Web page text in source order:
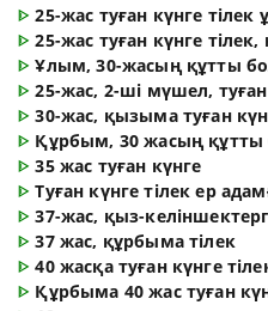
ᐈ25-жас туған күнге тілек
ᐈ25-жас туған күнге
ᐈҰлым, 30-жасың құтты
ᐈ25-жас, 2-ші мүшел,
ᐈ30-жас, қызыма туған
ᐈ Құрбым, 30 жасың құтты
ᐈ35 жас туған күнге
ᐈТуған күнге тілек ер
ᐈ37-жас, қыз-
ᐈ37 жас, құрбыма тілек
ᐈ40 жасқа туған күнге
ᐈ Құрбыма 40 жас туған